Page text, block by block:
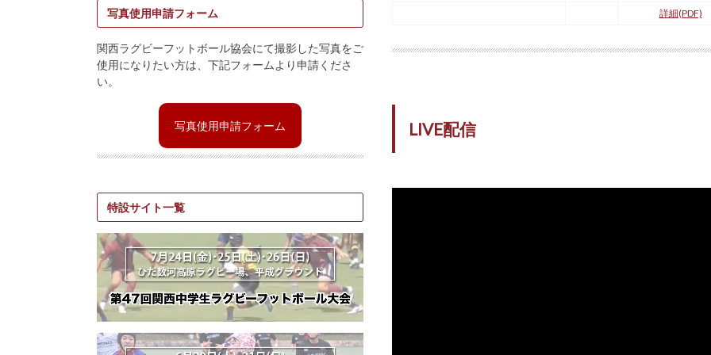
詳細(PDF)
LIVE配信
写真使用申請フォーム
関西ラグビーフットボール協会にて撮影した写真をご
使用になりたい方は、下記フォームより申請くださ
い。
写真使用申請フォーム
特設サイト一覧